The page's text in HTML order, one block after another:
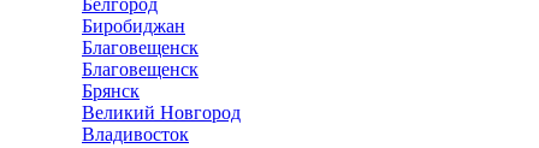
Белгород
Биробиджан
Благовещенск
Благовещенск
Брянск
Великий Новгород
Владивосток